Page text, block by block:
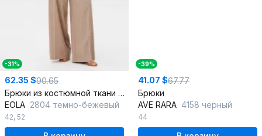
-31%
62.35 $90.65
Брюки из костюмной ткани с лампасами и боковыми карманами
EOLA 2804 темно-бежевый
42, 52
-39%
41.07 $67.77
Брюки
AVE RARA 4158 черный
44